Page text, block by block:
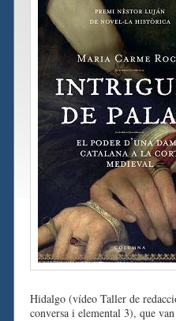
Hidalgo (vídeo Taller de
conversa i elemental 3), que